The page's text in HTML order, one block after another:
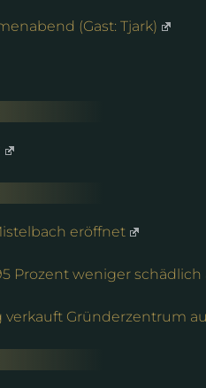
(Gast: Tjark)
eröffnet
Prozent weniger
Gründerzentrum